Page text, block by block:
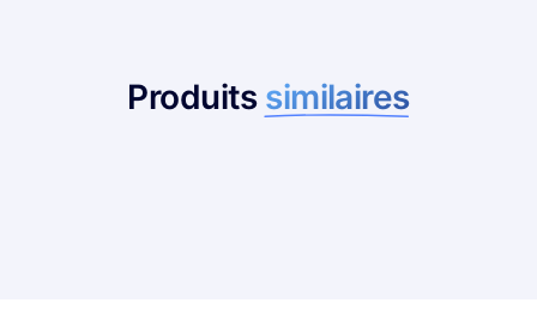
Produits similaires